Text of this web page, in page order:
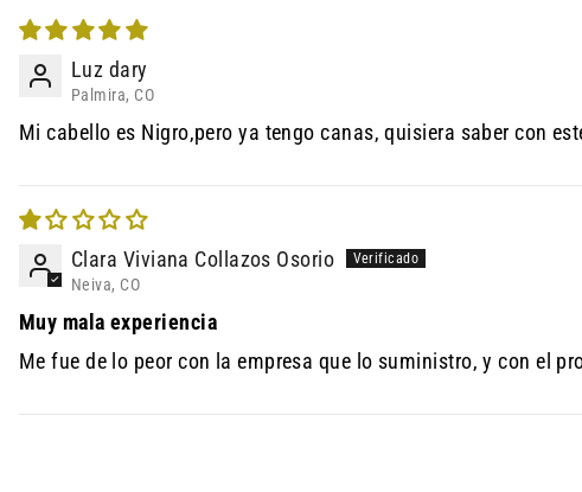
Luz dary
Palmira, CO
Mi cabello es Nigro,pero ya tengo canas, quisiera saber con
Clara Viviana Collazos Osorio
Neiva, CO
Muy mala experiencia
Me fue de lo peor con la empresa que lo suministro, y con el